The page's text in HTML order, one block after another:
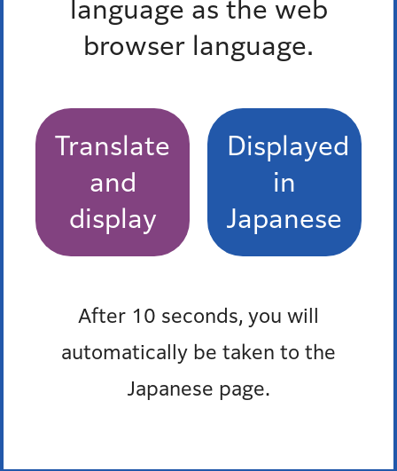
language as the web
browser language.
Translate
and
display
Displayed
in
Japanese
After 10 seconds, you will
automatically be taken to the
Japanese page.
広報みなと2026年7月1日号 MINATOシティハー
フマラソン2026 ランナー募集
最近チェックしたページ
最近、チェックしたページはありません。
所属課室：教育委員会事務局教育推進部生涯学習スポ
ーツ振興課スポーツ企画担当